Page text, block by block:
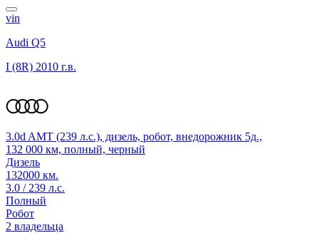
vin
Audi Q5
I (8R) 2010 г.в.
3.0d AMT (239 л.с.), дизель, робот, внедорожник 5д.,
132 000 км, полный, черный
Дизель
132000 км.
3.0 / 239 л.с.
Полный
Робот
2 владельца